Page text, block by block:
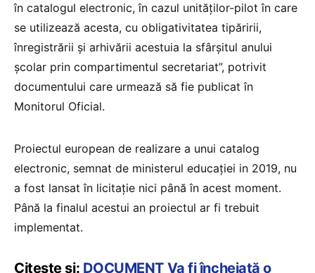
în catalogul electronic, în cazul unităților-pilot în care
se utilizează acesta, cu obligativitatea tipăririi,
înregistrării și arhivării acestuia la sfârșitul anului
școlar prin compartimentul secretariat”, potrivit
documentului care urmează să fie publicat în
Monitorul Oficial.
Proiectul european de realizare a unui catalog
electronic, semnat de ministerul educației in 2019, nu
a fost lansat în licitație nici până în acest moment.
Până la finalul acestui an proiectul ar fi trebuit
implementat.
Citește și: DOCUMENT Va fi încheiată o